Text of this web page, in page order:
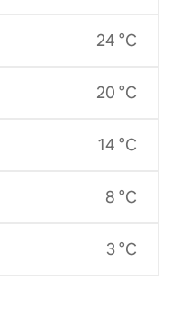
24 °C
20 °C
14 °C
8 °C
3 °C